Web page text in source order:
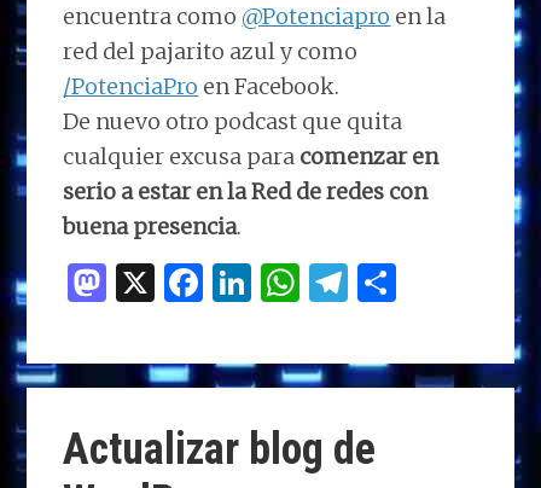
encuentra como @Potenciapro en la
red del pajarito azul y como
/PotenciaPro en Facebook.
De nuevo otro podcast que quita
cualquier excusa para comenzar en
serio a estar en la Red de redes con
buena presencia.
M
to
d
o
n
X F
ce
b
o
o
Li
k
e
dI
n
W
at
s
A
p
T
e
g
ra
m
m
p
Actualizar blog de